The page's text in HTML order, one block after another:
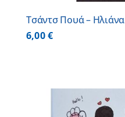
Τσάντσ Πουά – Ηλιάνα
6,00€